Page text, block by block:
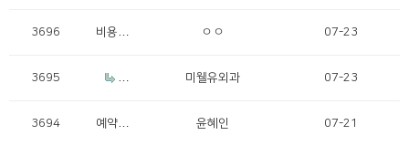
3696
비용문
ㅇㅇ 07-23
3695
R
미웰유외과 07-23
3694
예약문
윤혜인 07-21